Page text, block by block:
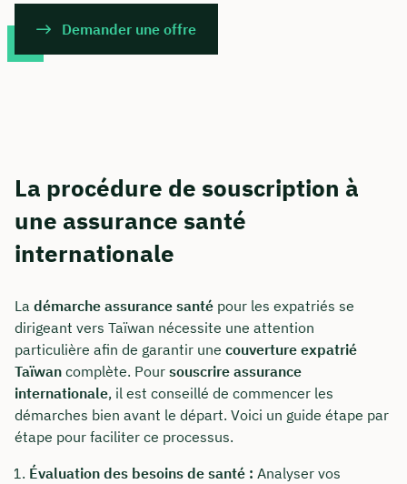
Demander une offre
La procédure de souscription à
une assurance santé
internationale
La démarche assurance santé pour les expatriés se
dirigeant vers Taïwan nécessite une attention
particulière afin de garantir une couverture expatrié
Taïwan complète. Pour souscrire assurance
internationale, il est conseillé de commencer les
démarches bien avant le départ. Voici un guide étape par
étape pour faciliter ce processus.
Évaluation des besoins de santé : Analyser vos